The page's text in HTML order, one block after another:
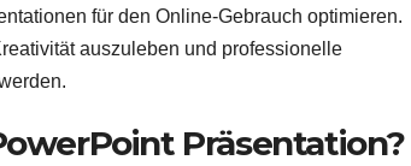
für den Online-Gebrauch optimieren.
auszuleben und professionelle
Präsentation?